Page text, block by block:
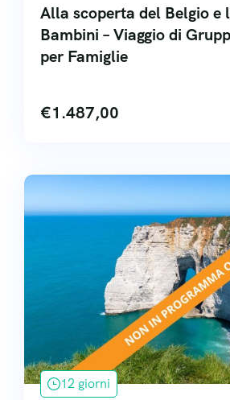
Alla scoperta del Belgio e
Bambini – Viaggio di
per Famiglie
€1.487,00
12 giorni